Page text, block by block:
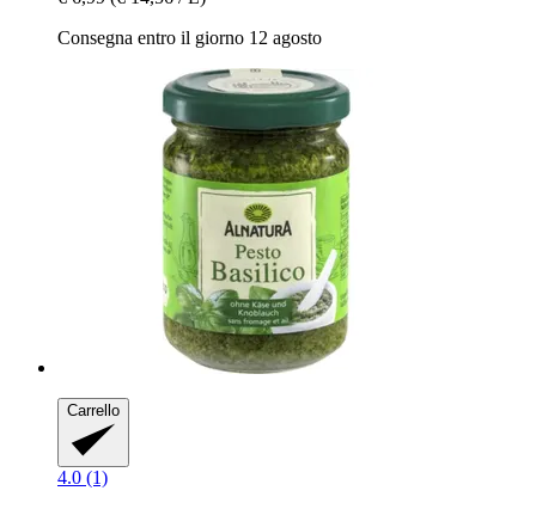
Consegna entro il giorno 12 agosto
Carrello
4.0 (1)